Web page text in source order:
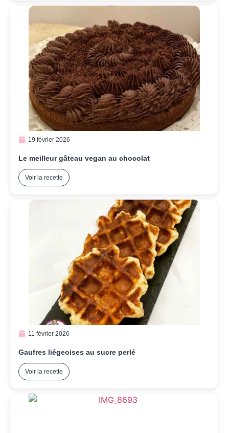
19 février 2026
Le meilleur gâteau vegan au chocolat
Voir la recette
11 février 2026
Gaufres liégeoises au sucre perlé
Voir la recette